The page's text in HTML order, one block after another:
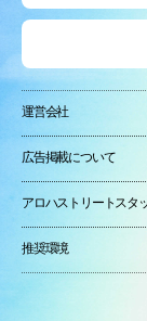
運営会社
広告掲載について
アロハストリートスタ
推奨環境